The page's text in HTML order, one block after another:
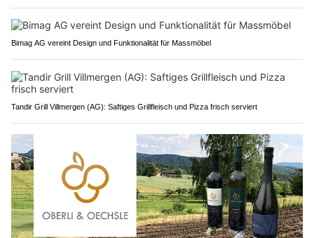
Bimag AG vereint Design und Funktionalität für Massmöbel
Tandir Grill Villmergen (AG): Saftiges Grillfleisch und Pizza frisch serviert